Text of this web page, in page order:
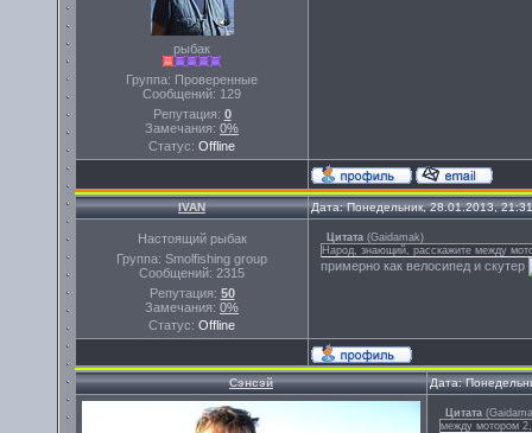
рыбак
Группа: Проверенные
Сообщений: 129
Репутация: 0
Замечания: 0%
Статус: Offline
IVAN Дата: Понедельник, 28.01.2013,
Настоящий рыбак
Группа: Smolfishing group
Сообщений: 2315
Репутация: 50
Замечания: 0%
Статус: Offline
Цитата (Gaidamak)
Народ, знающий, расскажите между
примерно как велосипед и скутер
Сэнсэй Дата:
Цитата (
между мотором